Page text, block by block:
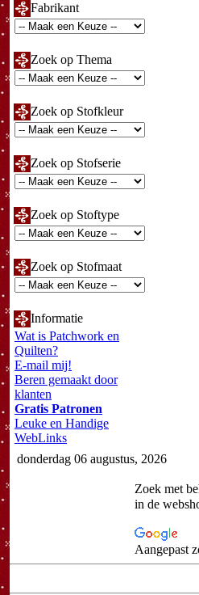
Fabrikant
Zoek op Thema
Zoek op Stofkleur
Zoek op Stofserie
Zoek op Stoftype
Zoek op Stofmaat
Informatie
Wat is Patchwork en
Quilten?
E-mail mij!
Beren gemaakt door
klanten
Gratis Patronen
Leuke en Handige
WebLinks
donderdag 06 augustus, 2026
Zoek met
in de
Aangepast